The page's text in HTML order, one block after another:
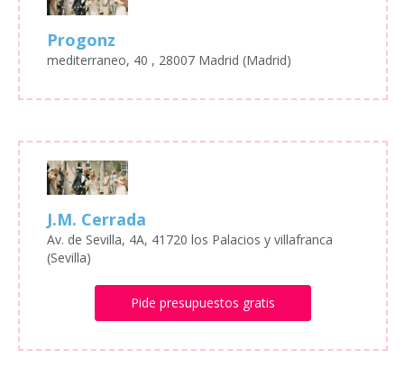
Progonz
mediterraneo, 40 , 28007 Madrid (Madrid)
J.M. Cerrada
Av. de Sevilla, 4A, 41720 los Palacios y villafranca
(Sevilla)
Pide presupuestos gratis